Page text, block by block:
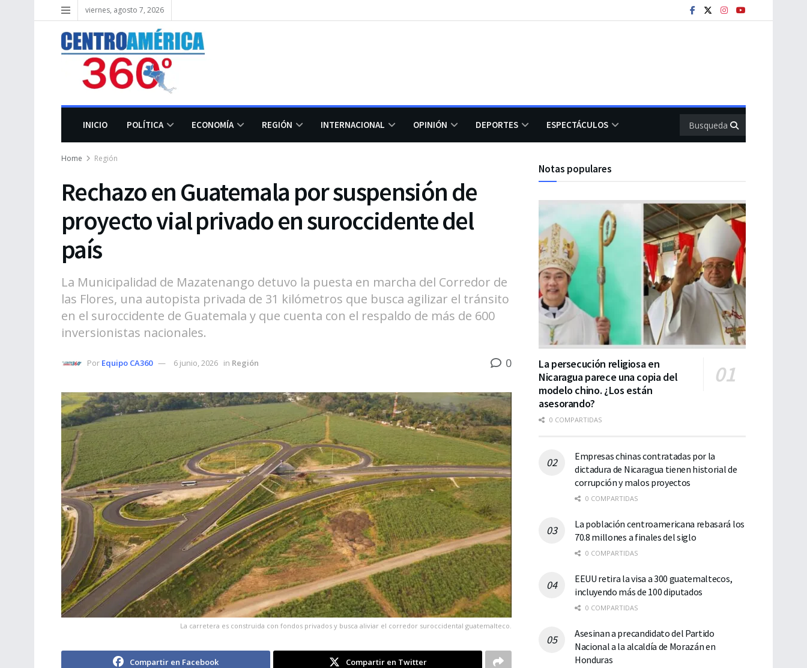
viernes, agosto 7, 2026
INICIO POLÍTICA ECONOMÍA REGIÓN INTERNACIONAL OPINIÓN DEPORTES ESPECTÁCULOS
Home Región
Rechazo en Guatemala por suspensión de
proyecto vial privado en suroccidente del
país
La Municipalidad de Mazatenango detuvo la puesta en marcha del Corredor de
las Flores, una autopista privada de 31 kilómetros que busca agilizar el tránsito
en el suroccidente de Guatemala y que cuenta con el respaldo de más de 600
inversionistas nacionales.
Por Equipo CA360 6 junio, 2026 in Región 0
La carretera es construida con fondos privados y busca aliviar el corredor suroccidental guatemalteco.
Compartir en Facebook Compartir en Twitter
Notas populares
La persecución religiosa en
Nicaragua parece una copia del
modelo chino. ¿Los están
asesorando?
0 COMPARTIDAS
Empresas chinas contratadas por la
dictadura de Nicaragua tienen historial de
corrupción y malos proyectos
0 COMPARTIDAS
La población centroamericana rebasará los
70.8 millones a finales del siglo
0 COMPARTIDAS
EEUU retira la visa a 300 guatemaltecos,
incluyendo más de 100 diputados
0 COMPARTIDAS
Asesinan a precandidato del Partido
Nacional a la alcaldía de Morazán en
Honduras